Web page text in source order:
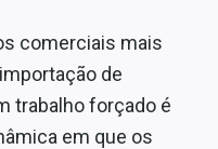
comerciais mais
de
trabalho forçado é
em que os